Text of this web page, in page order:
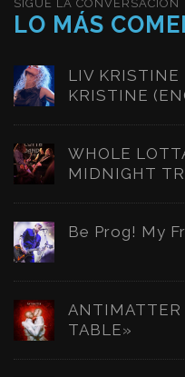
SIGUE LA CONVERSACIÓN
LO MÁS
LIV KRISTINE
KRISTINE
WHOLE
MIDNIGHT
Be Prog! My
ANTIMATTER
TABLE»